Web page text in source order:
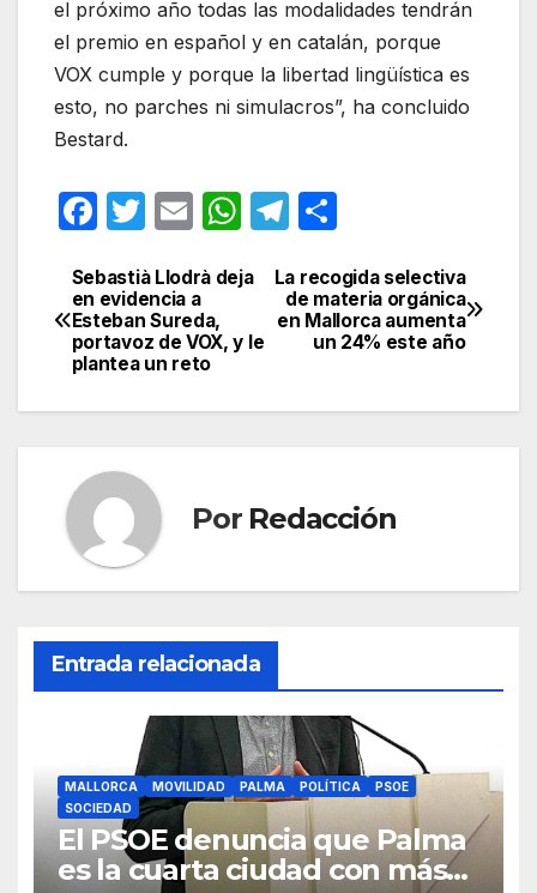
el próximo año todas las modalidades tendrán
el premio en español y en catalán, porque
VOX cumple y porque la libertad lingüística es
esto, no parches ni simulacros”, ha concluido
Bestard.
F
c
e
b
o
k
T
itt
er
E
ail
W
at
s
A
p
T
e
gr
m
m
p
ar
tir
Navegación
de
entradas
La recogida selectiva
de materia orgánica
en Mallorca aumenta
un 24% este año
Sebastià Llodrà deja
en evidencia a
Esteban Sureda,
portavoz de VOX, y le
plantea un reto
Por Redacción
Entrada relacionada
MALLORCA MOVILIDAD PALMA POLÍTICA
PSOE
SOCIEDAD
El PSOE denuncia que Palma
es la cuarta ciudad con más